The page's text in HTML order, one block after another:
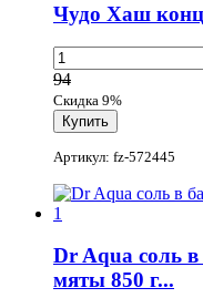
Чудо Хаш
94
Скидка 9%
Артикул: fz-572445
Dr Aqua соль
мяты 850 г...